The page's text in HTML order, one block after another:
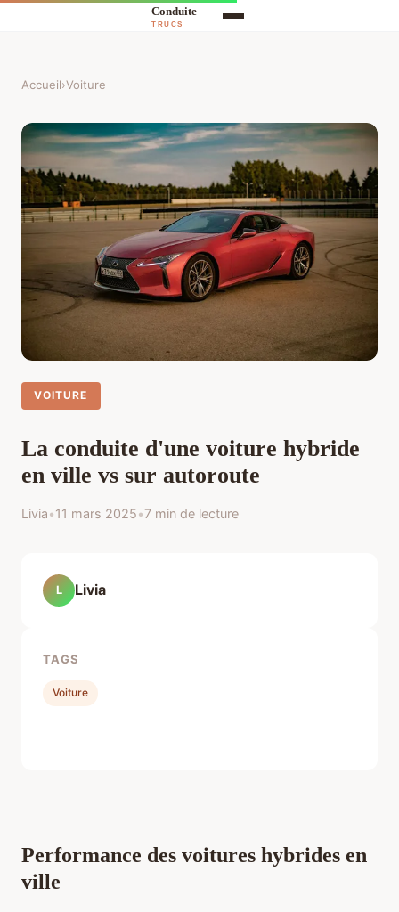
Accueil›Voiture
VOITURE
La conduite d'une voiture hybride
en ville vs sur autoroute
Livia•11 mars 2025•7 min de lecture
Performance des voitures hybrides en
ville
L Livia
TAGS
Voiture